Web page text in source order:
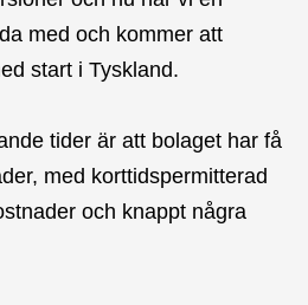
med och kommer att
start i Tyskland.
tider är att bolaget har få
med korttidspermitterad
och knappt några